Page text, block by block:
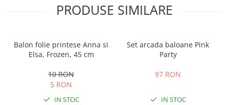
PRODUSE SIMILARE
Balon folie printese Anna si
Elsa, Frozen, 45 cm
10 RON
5 RON
IN STOC
Set arcada baloane Pink
Party
97 RON
IN STOC